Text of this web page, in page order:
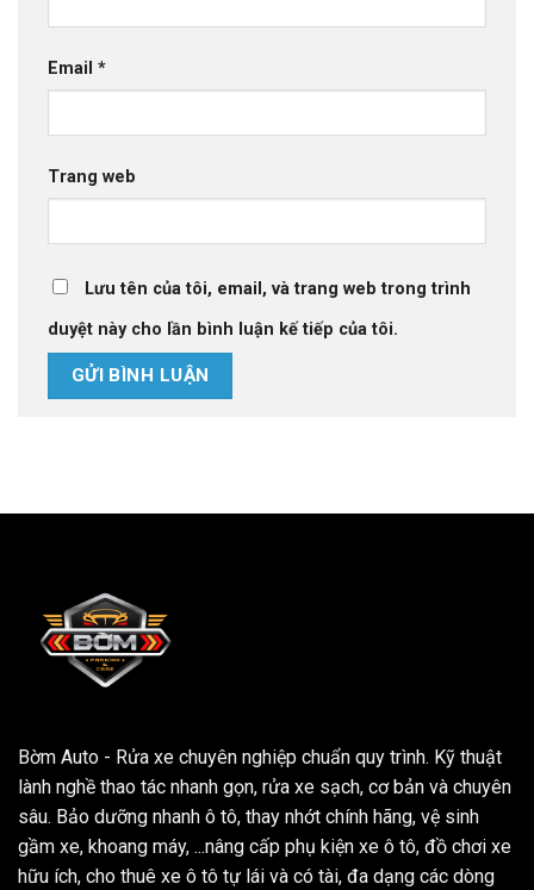
Email *
Trang web
Lưu tên của tôi, email, và trang web trong trình
duyệt này cho lần bình luận kế tiếp của tôi.
Bờm Auto - Rửa xe chuyên nghiệp chuẩn quy trình. Kỹ thuật
lành nghề thao tác nhanh gọn, rửa xe sạch, cơ bản và chuyên
sâu. Bảo dưỡng nhanh ô tô, thay nhớt chính hãng, vệ sinh
gầm xe, khoang máy, ...nâng cấp phụ kiện xe ô tô, đồ chơi xe
hữu ích, cho thuê xe ô tô tự lái và có tài, đa dạng các dòng